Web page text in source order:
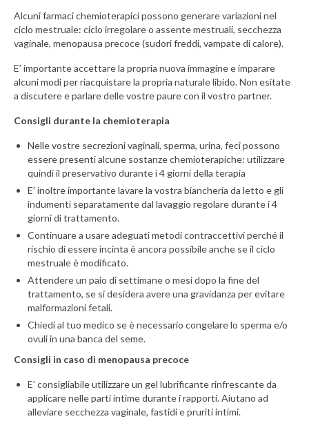
Alcuni farmaci chemioterapici possono generare variazioni nel
ciclo mestruale: ciclo irregolare o assente mestruali, secchezza
vaginale, menopausa precoce (sudori freddi, vampate di calore).
E’ importante accettare la propria nuova immagine e imparare
alcuni modi per riacquistare la propria naturale libido. Non esitate
a discutere e parlare delle vostre paure con il vostro partner.
Consigli durante la chemioterapia
Nelle vostre secrezioni vaginali, sperma, urina, feci possono
essere presenti alcune sostanze chemioterapiche: utilizzare
quindi il preservativo durante i 4 giorni della terapia
E’ inoltre importante lavare la vostra biancheria da letto e gli
indumenti separatamente dal lavaggio regolare durante i 4
giorni di trattamento.
Continuare a usare adeguati metodi contraccettivi perché il
rischio di essere incinta è ancora possibile anche se il ciclo
mestruale è modificato.
Attendere un paio di settimane o mesi dopo la fine del
trattamento, se si desidera avere una gravidanza per evitare
malformazioni fetali.
Chiedi al tuo medico se è necessario congelare lo sperma e/o
ovuli in una banca del seme.
Consigli in caso di menopausa precoce
E’ consigliabile utilizzare un gel lubrificante rinfrescante da
applicare nelle parti intime durante i rapporti. Aiutano ad
alleviare secchezza vaginale, fastidi e pruriti intimi.